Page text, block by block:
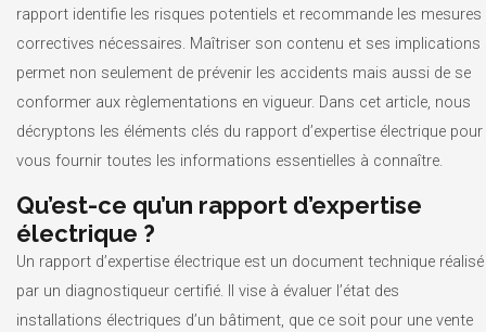
rapport identifie les risques potentiels et recommande les mesures
correctives nécessaires. Maîtriser son contenu et ses implications
permet non seulement de prévenir les accidents mais aussi de se
conformer aux règlementations en vigueur. Dans cet article, nous
décryptons les éléments clés du rapport d’expertise électrique pour
vous fournir toutes les informations essentielles à connaître.
Qu’est-ce qu’un rapport d’expertise
électrique ?
Un rapport d’expertise électrique est un document technique réalisé
par un diagnostiqueur certifié. Il vise à évaluer l’état des
installations électriques d’un bâtiment, que ce soit pour une vente